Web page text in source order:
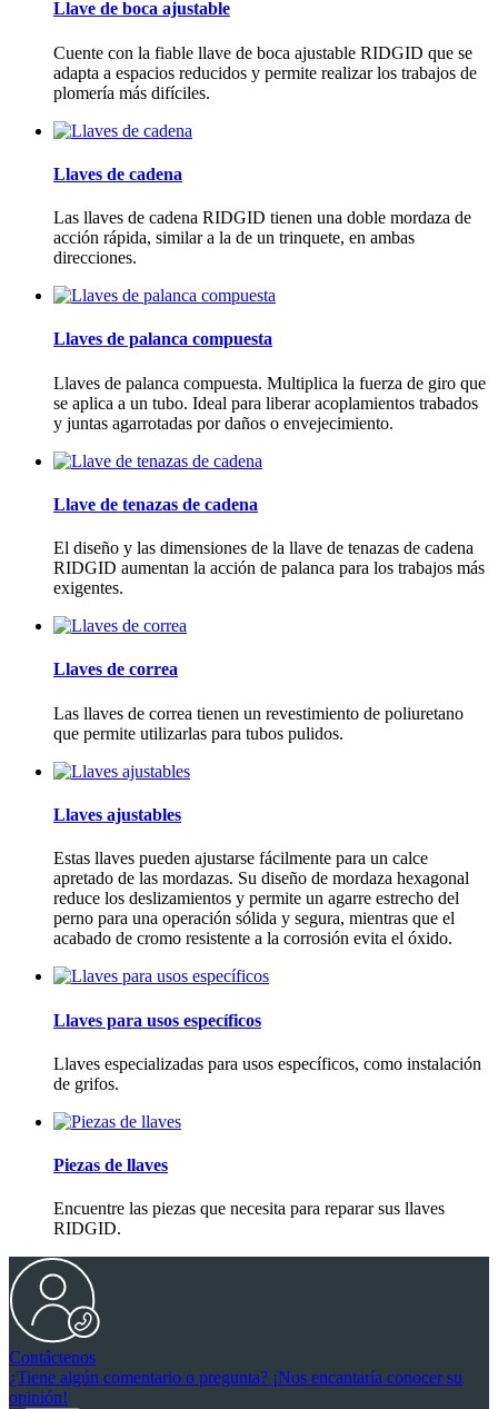
Llave de boca ajustable
Cuente con la fiable llave de boca ajustable RIDGID que se
adapta a espacios reducidos y permite realizar los trabajos de
plomería más difíciles.
Llaves de cadena
Las llaves de cadena RIDGID tienen una doble mordaza de
acción rápida, similar a la de un trinquete, en ambas
direcciones.
Llaves de palanca compuesta
Llaves de palanca compuesta. Multiplica la fuerza de giro que
se aplica a un tubo. Ideal para liberar acoplamientos trabados
y juntas agarrotadas por daños o envejecimiento.
Llave de tenazas de cadena
El diseño y las dimensiones de la llave de tenazas de cadena
RIDGID aumentan la acción de palanca para los trabajos más
exigentes.
Llaves de correa
Las llaves de correa tienen un revestimiento de poliuretano
que permite utilizarlas para tubos pulidos.
Llaves ajustables
Estas llaves pueden ajustarse fácilmente para un calce
apretado de las mordazas. Su diseño de mordaza hexagonal
reduce los deslizamientos y permite un agarre estrecho del
perno para una operación sólida y segura, mientras que el
acabado de cromo resistente a la corrosión evita el óxido.
Llaves para usos específicos
Llaves especializadas para usos específicos, como instalación
de grifos.
Piezas de llaves
Encuentre las piezas que necesita para reparar sus llaves
RIDGID.
Contáctenos
¿Tiene algún comentario o pregunta? ¡Nos encantaría conocer su
opinión!